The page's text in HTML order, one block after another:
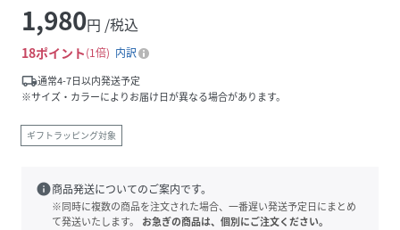
1,980円 /税込
18ポイント 1倍
内訳
local_shipping通常4-7日以内発送予定
※サイズ・カラーによりお届け日が異なる場合があります。
ギフトラッピング対象
info商品発送についてのご案内です。
※同時に複数の商品を注文された場合、一番遅い発送予定日にまとめ
て発送いたします。
お急ぎの商品は、個別にご注文ください。